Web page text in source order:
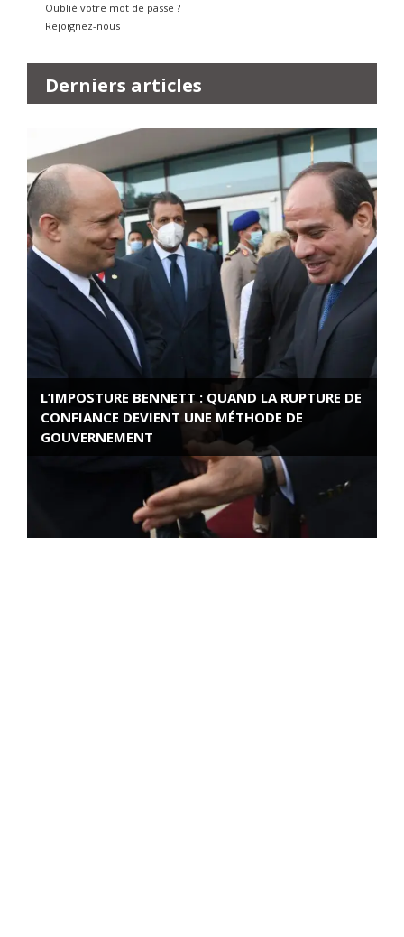
Oublié votre mot de passe ?
Rejoignez-nous
Derniers articles
L’IMPOSTURE BENNETT : QUAND LA RUPTURE DE
CONFIANCE DEVIENT UNE MÉTHODE DE
GOUVERNEMENT
ROSE VALLAND, HEROÏNE DE LA RESISTANCE